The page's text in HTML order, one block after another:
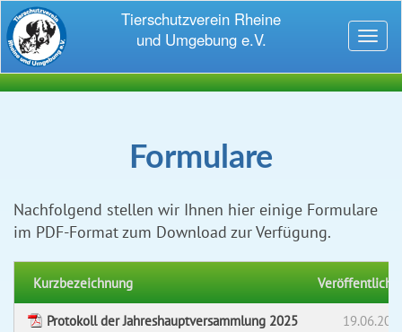
Tierschutzverein Rheine
und Umgebung e.V.
Formulare
Nachfolgend stellen wir Ihnen hier einige Formulare
im PDF-Format zum Download zur Verfügung.
Kurzbezeichnung Veröffentlicht
Protokoll der Jahreshauptversammlung 2025